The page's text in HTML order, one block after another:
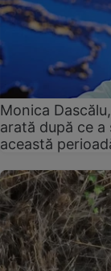
Monica
arată după ce a
această